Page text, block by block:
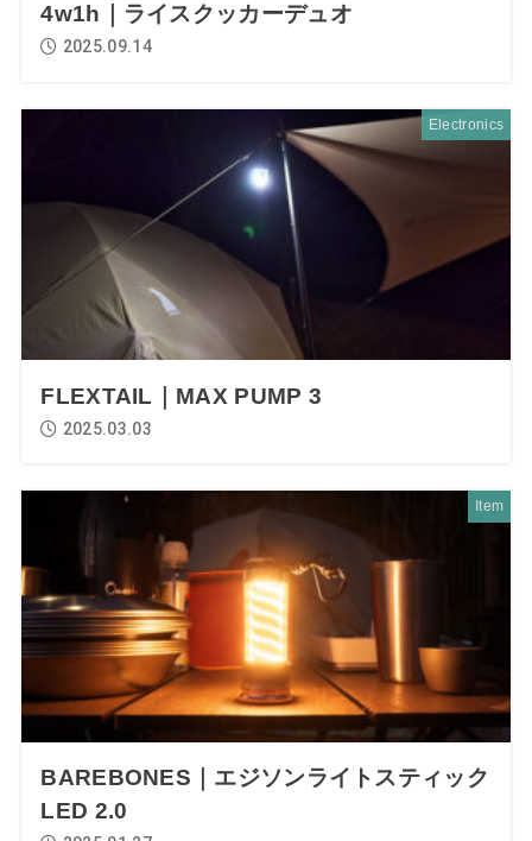
4w1h｜ライスクッカーデュオ
2025.09.14
Electronics
FLEXTAIL｜MAX PUMP 3
2025.03.03
Item
BAREBONES｜エジソンライトスティック
LED 2.0